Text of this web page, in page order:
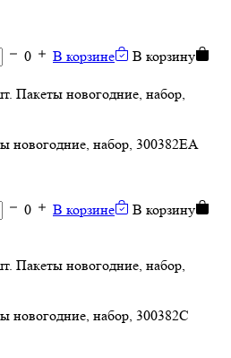
0
В корзине В корзину
новогодние, набор, 300382EA
0
В корзине В корзину
новогодние, набор, 300382C